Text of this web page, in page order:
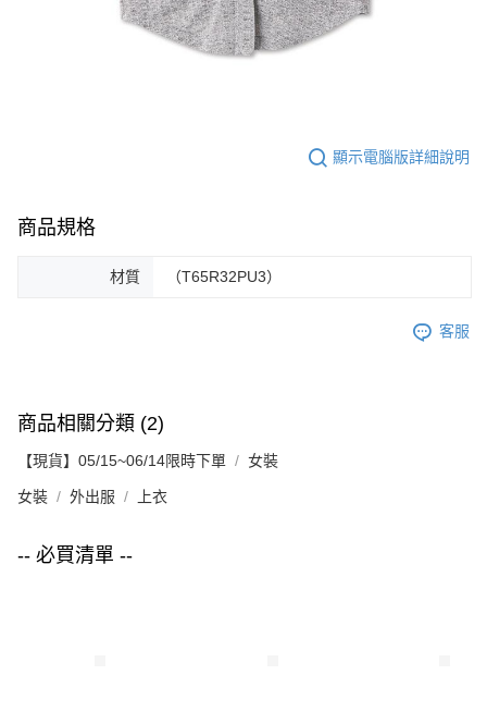
顯示電腦版詳細說明
商品規格
材質 （T65R32PU3）
客服
商品相關分類 (2)
【現貨】05/15~06/14限時下單 女裝
女裝 外出服 上衣
-- 必買清單 --